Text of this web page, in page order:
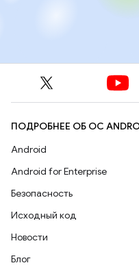
ПОДРОБНЕЕ ОБ ОС
Android
Android for Enterprise
Безопасность
Исходный код
Новости
Блог